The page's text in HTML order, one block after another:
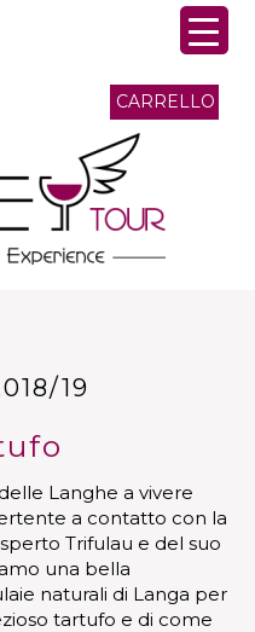
CARRELLO
19
Langhe a vivere
a contatto con la
Trifulau e del suo
una bella
naturali di Langa per
tartufo e di come